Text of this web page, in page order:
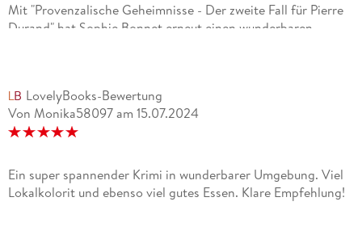
Mit "Provenzalische Geheimnisse - Der zweite Fall für Pierre
Durand" hat Sophie Bonnet erneut einen wunderbaren
Band der Reihe, und trotzdem zeigt sich wieder: Man kann
die Geschichten auch problemlos unabhängig voneinander
lesen und sofort in die Atmosphäre eintauchen.Besonders
Provence. Beim Lesen spürt man förmlich die warme Sonne,
riecht den Lavendel und bekommt ständig Lust auf gutes
Essen und ein Glas französischen Wein. Genau dieses
LovelyBooks-Bewertung
Von Monika58097 am 15.07.2024
Ein super spannender Krimi in wunderbarer Umgebung. Viel
Lokalkolorit und ebenso viel gutes Essen. Klare Empfehlung!